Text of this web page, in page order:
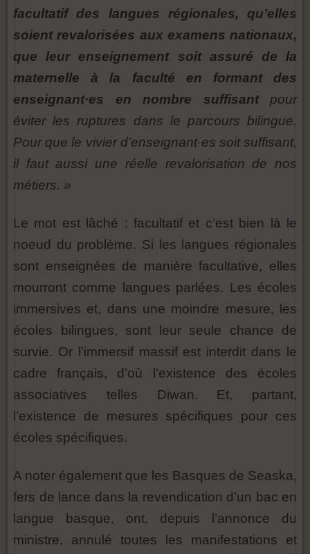
facultatif des langues régionales, qu’elles
soient revalorisées aux examens nationaux,
que leur enseignement soit assuré de la
maternelle à la faculté en formant des
enseignant·es en nombre suffisantpour
éviter les ruptures dans le parcours bilingue.
Pour que le vivier d’enseignant·es soit suffisant,
il faut aussi une réelle revalorisation de nos
métiers. »
Le mot est lâché : facultatif et c’est bien là le
noeud du problème. Si les langues régionales
sont enseignées de manière facultative, elles
mourront comme langues parlées. Les écoles
immersives et, dans une moindre mesure, les
écoles bilingues, sont leur seule chance de
survie. Or l’immersif massif est interdit dans le
cadre français, d’où l’existence des écoles
associatives telles Diwan. Et, partant,
l’existence de mesures spécifiques pour ces
écoles spécifiques.
A noter également que les Basques de Seaska,
fers de lance dans la revendication d’un bac en
langue basque, ont, depuis l’annonce du
ministre, annulé toutes les manifestations et